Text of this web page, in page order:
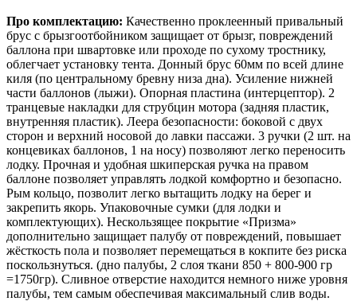
Про комплектацию: Качественно проклеенный привальный
брус с брызгоотбойником защищает от брызг, повреждений
баллона при швартовке или проходе по сухому тростнику,
облегчает установку тента. Донный брус 60мм по всей длине
киля (по центральному бревну низа дна). Усиление нижней
части баллонов (лыжи). Опорная пластина (интерцептор). 2
транцевые накладки для струбцин мотора (задняя пластик,
внутренняя пластик). Леера безопасности: боковой с двух
сторон и верхний носовой до лавки пассажи. 3 ручки (2 шт. на
концевиках баллонов, 1 на носу) позволяют легко переносить
лодку. Прочная и удобная шкиперская ручка на правом
баллоне позволяет управлять лодкой комфортно и безопасно.
Рым кольцо, позволит легко вытащить лодку на берег и
закрепить якорь. Упаковочные сумки (для лодки и
комплектующих). Нескользящее покрытие «Призма»
дополнительно защищает палубу от повреждений, повышает
жёсткость пола и позволяет перемещаться в кокпите без риска
поскользнуться. (дно палубы, 2 слоя ткани 850 + 800-900 гр
=1750гр). Сливное отверстие находится немного ниже уровня
палубы, тем самым обеспечивая максимальный слив воды.